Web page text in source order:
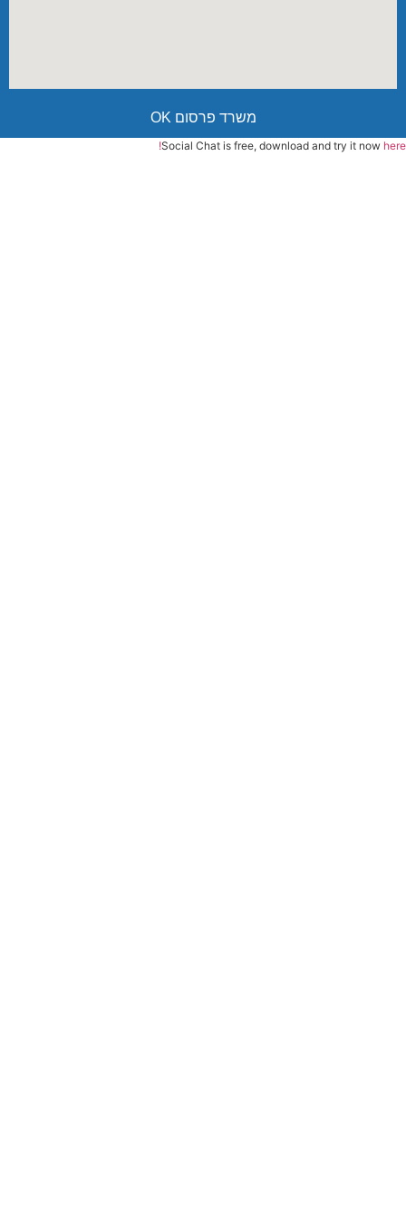
משרד פרסום OK
Social Chat is free, download and try it now here!